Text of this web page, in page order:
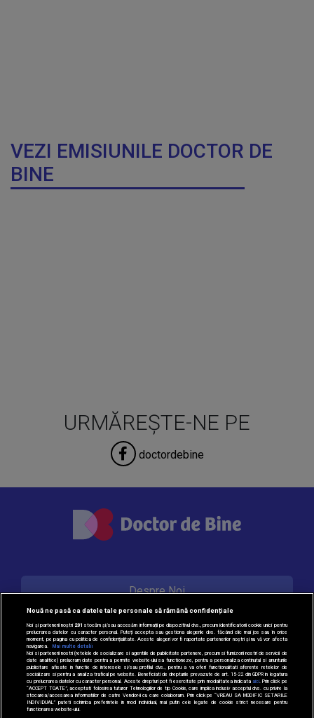
VEZI EMISIUNILE DOCTOR DE
BINE
URMĂREȘTE-NE PE
doctordebine
Despre Noi
Contact
Politica de cookie
Nouă ne pasă ca datele tale personale să rămână confidențiale
Noi și partenerii noștri 201 stocăm și/sau accesăm informații pe dispozitivul dvs., precum identificatorii cookie unici pentru
prelucrarea datelor cu caracter personal. Puteți accepta sau gestiona alegerile dvs. făcând clic mai jos sau în orice
moment, pe pagina cu politica de confidențialitate. Aceste alegeri vor fi raportate partenerilor noștri și nu vă vor afecta
navigarea.
Mai multe detalii
Noi si partenerii nostri (retelele de socializare si agentiile de publicitate partenere, precum si furnizorii nostri de servicii de
date analitice) prelucram date pentru a permite website-ului sa functioneze, pentru a personaliza continutul si anunturile
publicitare afisate in functie de interesele si/sau profilul dvs., pentru a va oferi functionalitati aferente retelelor de
socializare si pentru a analiza traficul pe website. Beneficiati de drepturile prevazute de art. 15-22 din GDPR in legatura
cu prelucrarea datelor cu caracter personal. Aceste drepturi pot fi exercitate prin modalitatea indicataaici . Prin click pe
“ACCEPT TOATE”, acceptati folosirea tuturor Tehnologiilor de tip Cookie, care implica inclusiv acceptul dvs. cu privire la
stocarea/accesarea informatiilor de catre Vendor-ii cu care colaboram. Prin click pe “VREAU SA MODIFIC SETARILE
INDIVIDUAL” puteti schimba preferintele in mod individual, mai putin cele legate de cookie strict necesare pentru
functionarea website-ului.